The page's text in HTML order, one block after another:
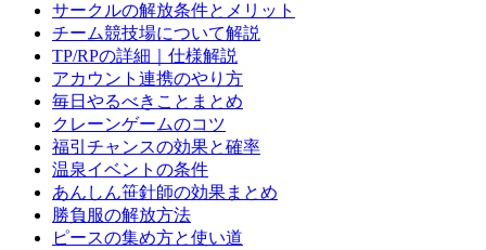
サークルの解放条件とメリット
チーム競技場について解説
TP/RPの詳細｜仕様解説
アカウント連携のやり方
毎日やるべきことまとめ
クレーンゲームのコツ
福引チャンスの効果と確率
温泉イベントの条件
あんしん笹針師の効果まとめ
勝負服の解放方法
ピースの集め方と使い道